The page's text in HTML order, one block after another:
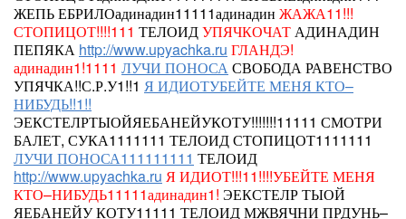
ЖЕПЬ ЕБРИЛОадинадин11111адинадин ЖАЖА11!!!
СТОПИЦОТ!!!!111 ТЕЛОИДУПЯЧКОЧАТАДИНАДИН
ПЕПЯКА http://www.upyachka.ru ГЛАНДЭ!
адинадин1!1111 ЛУЧИ ПОНОСАСВОБОДА РАВЕНСТВО
УПЯЧКА!!С.Р.У1!!1 Я ИДИОТУБЕЙТЕ МЕНЯ КТО–
НИБУДЬ!!1!!
ЭЕКСТЕЛРТЫОЙЯЕБАНЕЙУКОТУ!!!!!!!11111 СМОТРИ
БАЛЕТ, СУКА1111111 ТЕЛОИД СТОПИЦОТ1111111
ЛУЧИ ПОНОСА111111111 ТЕЛОИД
http://www.upyachka.ru Я ИДИОТ!!!11!!!!УБЕЙТЕ МЕНЯ
КТО–НИБУДЬ11111адинадин1! ЭЕКСТЕЛР ТЫОЙ
ЯЕБАНЕЙУ КОТУ11111 ТЕЛОИДМЖВЯЧНИ ПРДУНЬ–